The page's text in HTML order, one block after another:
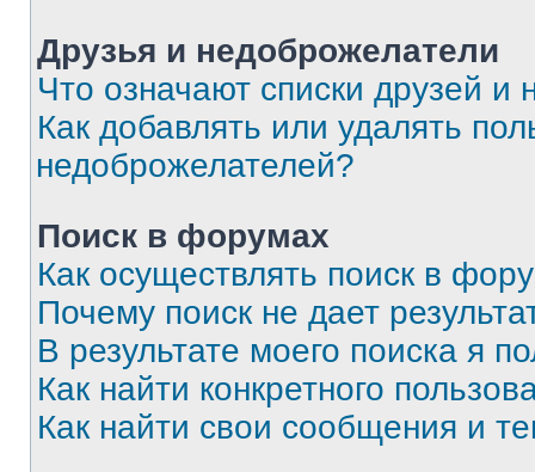
Друзья и недоброжелатели
Что означают списки друзей и
Как добавлять или удалять
недоброжелателей?
Поиск в форумах
Как осуществлять поиск в
Почему поиск не дает
В результате моего поиска я
Как найти конкретного
Как найти свои сообщения и